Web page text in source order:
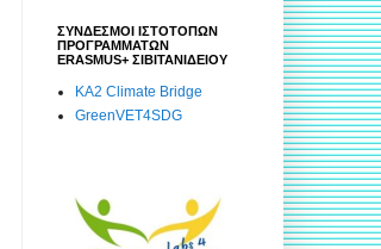
ΣΥΝΔΕΣΜΟΙ ΙΣΤΟΤΟΠΩΝ
ΠΡΟΓΡΑΜΜΑΤΩΝ
ERASMUS+ ΣΙΒΙΤΑΝΙΔΕΙΟΥ
KA2 Climate Bridge
GreenVET4SDG